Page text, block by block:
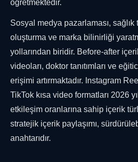
öğretmektedir.
Sosyal medya pazarlaması,
oluşturma ve marka bilinirliği
yollarından biridir. Before-after
videoları, doktor tanıtımları ve
erişimi artırmaktadır. Instagram
TikTok kısa video formatları 2026
etkileşim oranlarına sahip içerik
stratejik içerik paylaşımı,
anahtarıdır.